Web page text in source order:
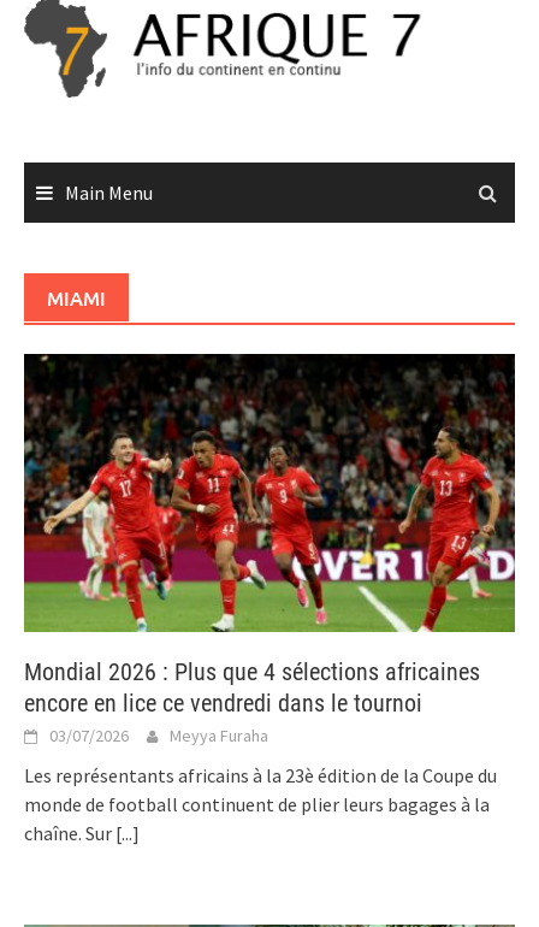
Skip
content
Main Menu
MIAMI
Mondial 2026 : Plus que 4 sélections africaines
encore en lice ce vendredi dans le tournoi
03/07/2026 Meyya Furaha
Les représentants africains à la 23è édition de la Coupe du
monde de football continuent de plier leurs bagages à la
chaîne. Sur [...]